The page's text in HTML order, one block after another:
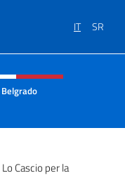
IT SR
e menù
Cascio per la